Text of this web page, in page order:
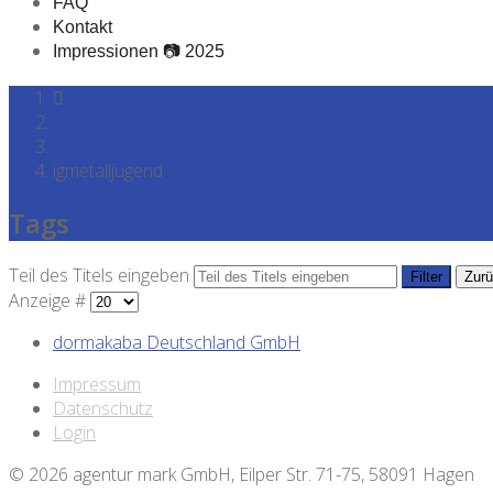
Kontakt
Impressionen 📷 2025
igmetalljugend
Tags
Teil des Titels eingeben Filter
Anzeige #
dormakaba Deutschland GmbH
Impressum
Datenschutz
Login
© 2026 agentur mark GmbH, Eilper Str. 71-75, 58091 Hagen